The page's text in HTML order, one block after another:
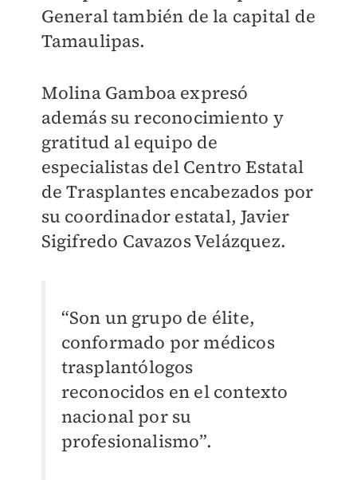
General también de la capital de
Tamaulipas.
Molina Gamboa expresó
además su reconocimiento y
gratitud al equipo de
especialistas del Centro Estatal
de Trasplantes encabezados por
su coordinador estatal, Javier
Sigifredo Cavazos Velázquez.
“Son un grupo de élite,
conformado por médicos
trasplantólogos
reconocidos en el contexto
nacional por su
profesionalismo”.